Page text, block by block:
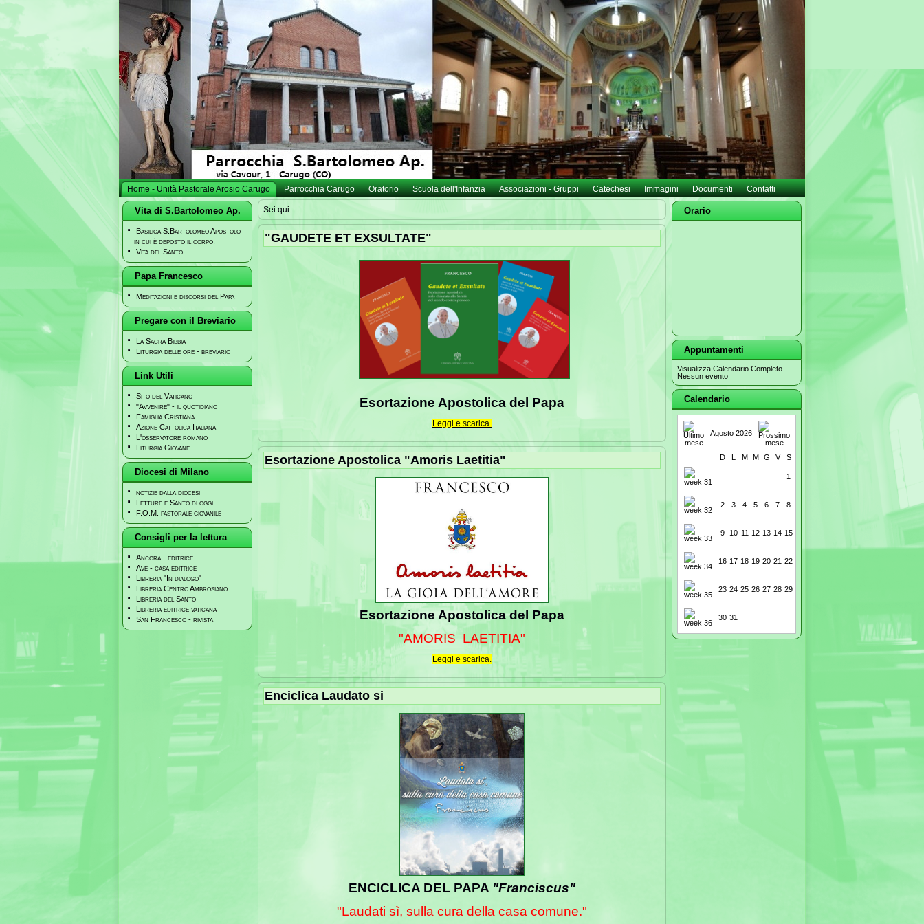
Home - Unità Pastorale Arosio Carugo Parrocchia Carugo Oratorio Scuola dell'Infanzia Associazioni - Gruppi Catechesi Immagini Documenti Contatti
Vita di S.Bartolomeo Ap.
Basilica S.Bartolomeo Apostolo
in cui è deposto il corpo.
Vita del Santo
Papa Francesco
Meditazioni e discorsi del Papa
Pregare con il Breviario
La Sacra Bibbia
Liturgia delle ore - breviario
Link Utili
Sito del Vaticano
"Avvenire" - il quotidiano
Famiglia Cristiana
Azione Cattolica Italiana
L'osservatore romano
Liturgia Giovane
Diocesi di Milano
notizie dalla diocesi
Letture e Santo di oggi
F.O.M. pastorale giovanile
Consigli per la lettura
Ancora - editrice
Ave - casa editrice
Libreria "In dialogo"
Libreria Centro Ambrosiano
Libreria del Santo
Libreria editrice vaticana
San Francesco - rivista
Sei qui:
"GAUDETE ET EXSULTATE"
Esortazione Apostolica del Papa
Leggi e scarica.
Esortazione Apostolica "Amoris Laetitia"
Esortazione Apostolica del Papa
"AMORIS LAETITIA"
Leggi e scarica.
Enciclica Laudato si
ENCICLICA DEL PAPA "Franciscus"
"Laudati sì, sulla cura della casa comune."
Orario
Appuntamenti
Visualizza Calendario Completo
Nessun evento
Calendario
Agosto 2026
D L M M G V S
1
2 3 4 5 6 7 8
9 10 11 12 13 14 15
16 17 18 19 20 21 22
23 24 25 26 27 28 29
30 31